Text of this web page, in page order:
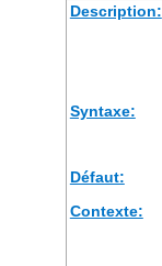
Description:
Syntaxe:
Défaut:
Contexte: